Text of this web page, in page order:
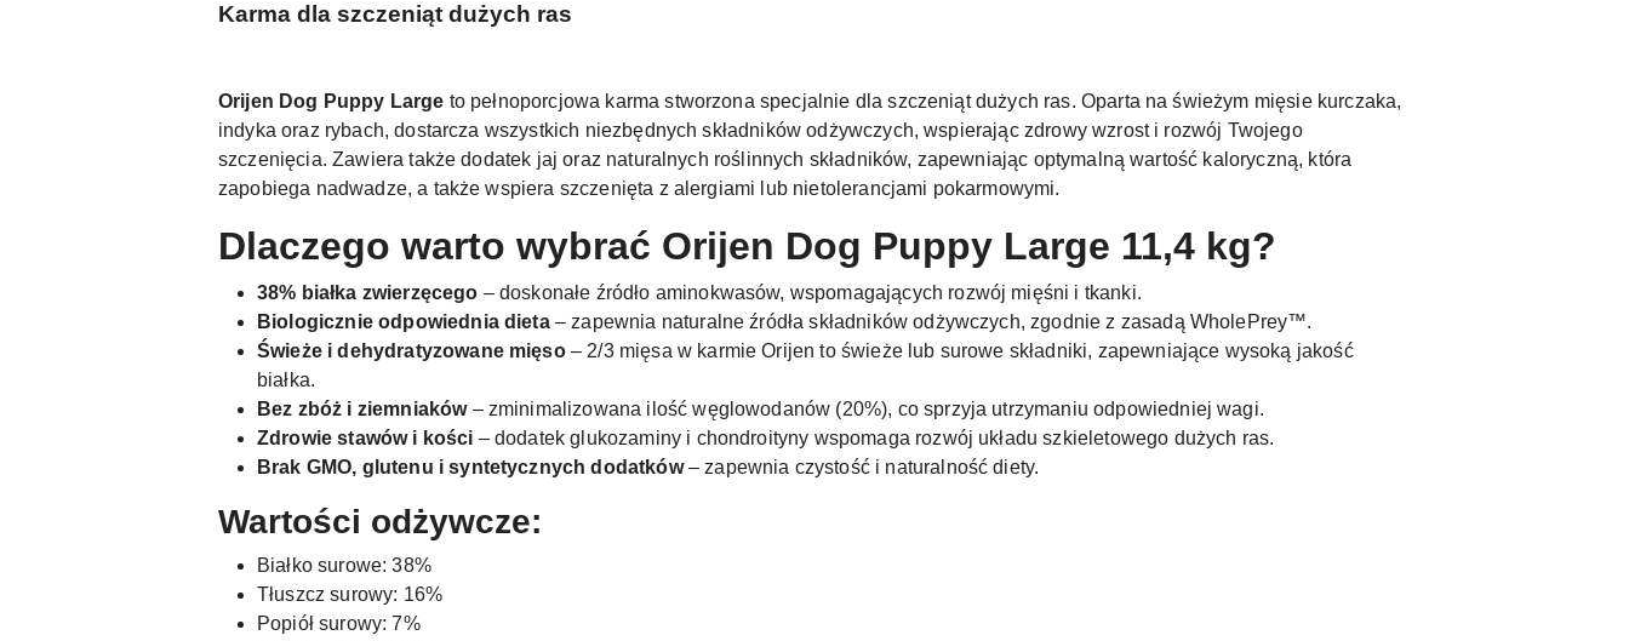
Karma dla szczeniąt dużych ras
Orijen Dog Puppy Large to pełnoporcjowa karma stworzona specjalnie dla szczeniąt dużych ras. Oparta na świeżym mięsie kurczaka,
indyka oraz rybach, dostarcza wszystkich niezbędnych składników odżywczych, wspierając zdrowy wzrost i rozwój Twojego
szczenięcia. Zawiera także dodatek jaj oraz naturalnych roślinnych składników, zapewniając optymalną wartość kaloryczną, która
zapobiega nadwadze, a także wspiera szczenięta z alergiami lub nietolerancjami pokarmowymi.
Dlaczego warto wybrać Orijen Dog Puppy Large 11,4 kg?
38% białka zwierzęcego – doskonałe źródło aminokwasów, wspomagających rozwój mięśni i tkanki.
Biologicznie odpowiednia dieta– zapewnia naturalne źródła składników odżywczych, zgodnie z zasadą WholePrey™.
Świeże i dehydratyzowane mięso– 2/3 mięsa w karmie Orijen to świeże lub surowe składniki, zapewniające wysoką jakość
białka.
Bez zbóż i ziemniaków– zminimalizowana ilość węglowodanów (20%), co sprzyja utrzymaniu odpowiedniej wagi.
Zdrowie stawów i kości – dodatek glukozaminy i chondroityny wspomaga rozwój układu szkieletowego dużych ras.
Brak GMO, glutenu i syntetycznych dodatków– zapewnia czystość i naturalność diety.
Wartości odżywcze:
Białko surowe: 38%
Tłuszcz surowy: 16%
Popiół surowy: 7%